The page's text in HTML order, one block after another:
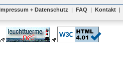
+ Datenschutz | FAQ | Kontakt |